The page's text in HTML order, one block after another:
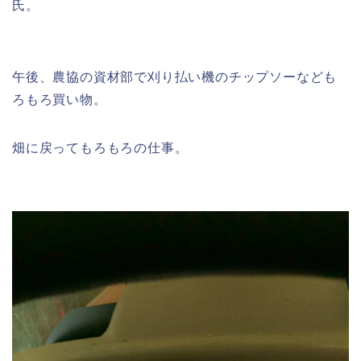
氏。
午後、農協の資材部で刈り払い機のチップソーなども
ろもろ買い物。
畑に戻ってもろもろの仕事。